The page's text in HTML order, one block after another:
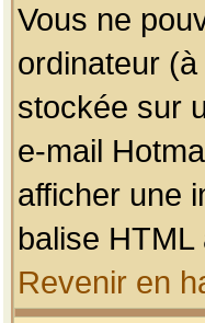
Vous ne
ordinateur
stockée sur
e-mail
afficher une
balise
Revenir en